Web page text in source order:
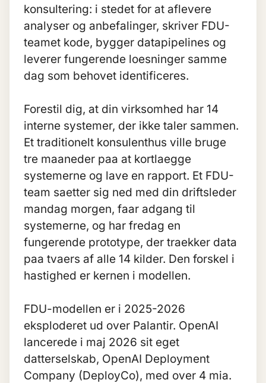
konsultering: i stedet for at aflevere
analyser og anbefalinger, skriver FDU-
teamet kode, bygger datapipelines og
leverer fungerende loesninger samme
dag som behovet identificeres.
Forestil dig, at din virksomhed har 14
interne systemer, der ikke taler sammen.
Et traditionelt konsulenthus ville bruge
tre maaneder paa at kortlaegge
systemerne og lave en rapport. Et FDU-
team saetter sig ned med din driftsleder
mandag morgen, faar adgang til
systemerne, og har fredag en
fungerende prototype, der traekker data
paa tvaers af alle 14 kilder. Den forskel i
hastighed er kernen i modellen.
FDU-modellen er i 2025-2026
eksploderet ud over Palantir. OpenAI
lancerede i maj 2026 sit eget
datterselskab, OpenAI Deployment
Company (DeployCo), med over 4 mia.